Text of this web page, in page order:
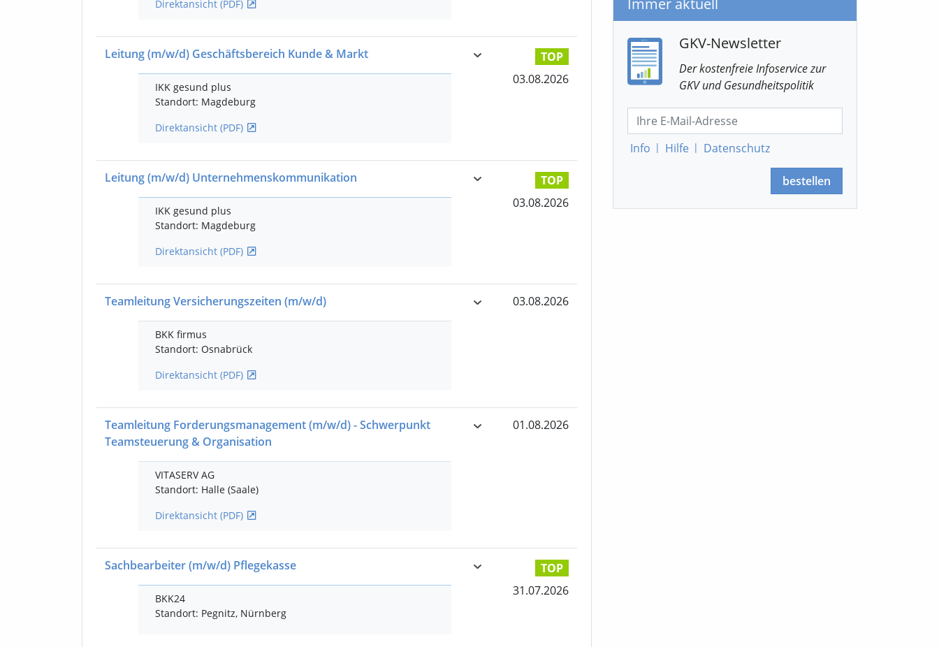
Direktansicht (PDF)
Leitung(m/w/d) Geschäftsbereich Kunde & Markt
IKK gesund plus
Standort: Magdeburg
Direktansicht (PDF)
TOP
03.08.2026
Leitung(m/w/d) Unternehmenskommunikation
IKK gesund plus
Standort: Magdeburg
Direktansicht (PDF)
TOP
03.08.2026
Teamleitung Versicherungszeiten (m/w/d)
BKK firmus
Standort: Osnabrück
Direktansicht (PDF)
03.08.2026
Teamleitung Forderungsmanagement(m/w/d)- Schwerpunkt
Teamsteuerung & Organisation
VITASERV AG
Standort: Halle (Saale)
Direktansicht (PDF)
01.08.2026
Sachbearbeiter(m/w/d) Pflegekasse
BKK24
Standort: Pegnitz, Nürnberg
TOP
31.07.2026
Immer aktuell
GKV-Newsletter
Der kostenfreie Infoservicezur
GKVund Gesundheitspolitik
Info | Hilfe | Datenschutz
bestellen